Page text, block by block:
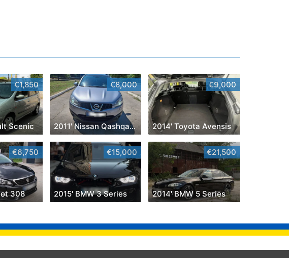
€1,850
Scenic
€8,000
2011' Nissan Qashqai+2
€9,000
2014' Toyota Avensis
€6,750
308
€15,000
2015' BMW 3 Series
€21,500
2014' BMW 5 Series